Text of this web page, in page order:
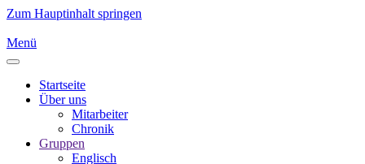
Zum Hauptinhalt springen
Menü
Startseite
Über uns
Mitarbeiter
Chronik
Gruppen
Englisch